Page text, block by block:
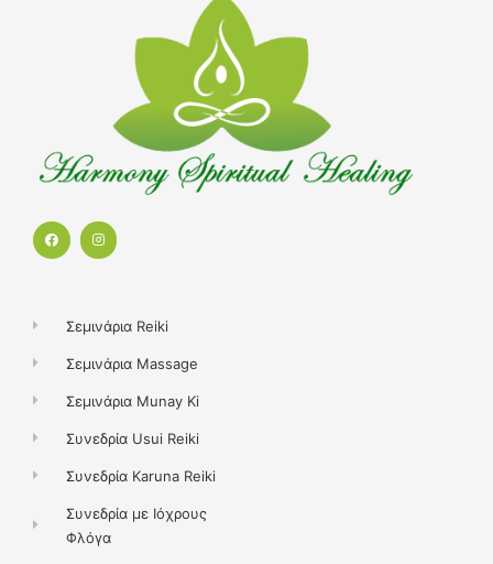
F
a
I
n
m
Σεμινάρια Reiki
Σεμινάρια Massage
Σεμινάρια Munay Ki
Συνεδρία Usui Reiki
Συνεδρία Karuna Reiki
Συνεδρία με Ιόχρους
Φλόγα